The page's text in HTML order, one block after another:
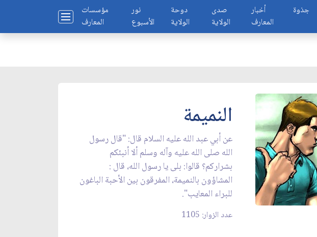
مؤسسات
المعارف
نور
الأسبوع
دوحة
الولاية
صدى
الولاية
أخبار
المعارف
جذوة
النميمة
عن أبي عبد الله عليه السلام قال: "قال رسول
الله صلى الله عليه وآله وسلم ألا أنبئكم
بشراركم؟ قالوا: بلى يا رسول الله، قال :
المشاؤون بالنميمة، المفرقون بين الأحبة الباغون
للبراء المعايب".
عدد الزوار: 1105